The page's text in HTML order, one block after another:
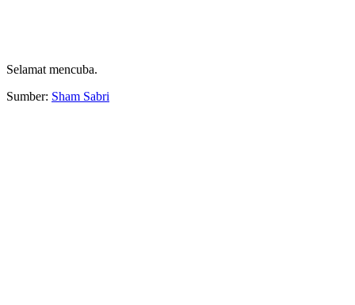
Selamat mencuba.
Sumber: Sham Sabri